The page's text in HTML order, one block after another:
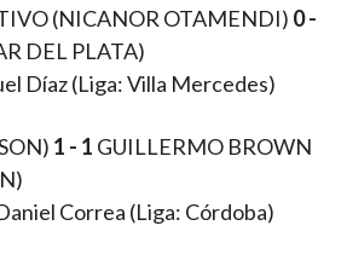
(NICANOR OTAMENDI) 0 -
DEL PLATA)
Díaz (Liga: Villa Mercedes)
1 - 1 GUILLERMO BROWN
Correa (Liga: Córdoba)